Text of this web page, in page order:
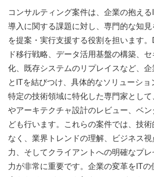
コンサルティング案件は、企業の抱え
導入に関する課題に対し、専門的な知
を提案・実行支援する役割を担います
ド移行戦略、データ活用基盤の構築、
化、既存システムのリプレイスなど、
とITを結びつけ、具体的なソリューショ
特定の技術領域に特化した専門家とし
やアーキテクチャ設計のレビュー、ベ
ども行います。これらの案件では、技
なく、業界トレンドの理解、ビジネス
力、そしてクライアントへの明確なプ
力が非常に重要です。企業の変革をITの